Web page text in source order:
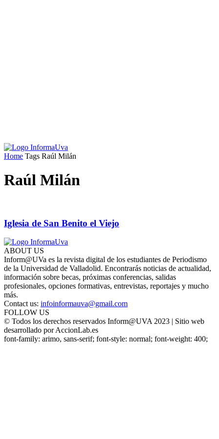
Home Tags Raúl Milán
Raúl Milán
Iglesia de San Benito el Viejo
ABOUT US
Inform@UVa es la revista digital de los estudiantes de Periodismo
de la Universidad de Valladolid. Encontrarás noticias de actualidad,
información sobre becas, próximas conferencias, salidas
profesionales, opciones formativas, entrevistas, reportajes y mucho
más.
Contact us: infoinformauva@gmail.com
FOLLOW US
© Todos los derechos reservados Inform@UVA 2023 | Sitio web
desarrollado por AccionLab.es
font-family: arimo, sans-serif; font-style: normal; font-weight: 400;